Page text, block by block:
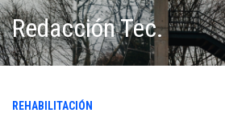
Redacción Tec.
REHABILITACIÓN